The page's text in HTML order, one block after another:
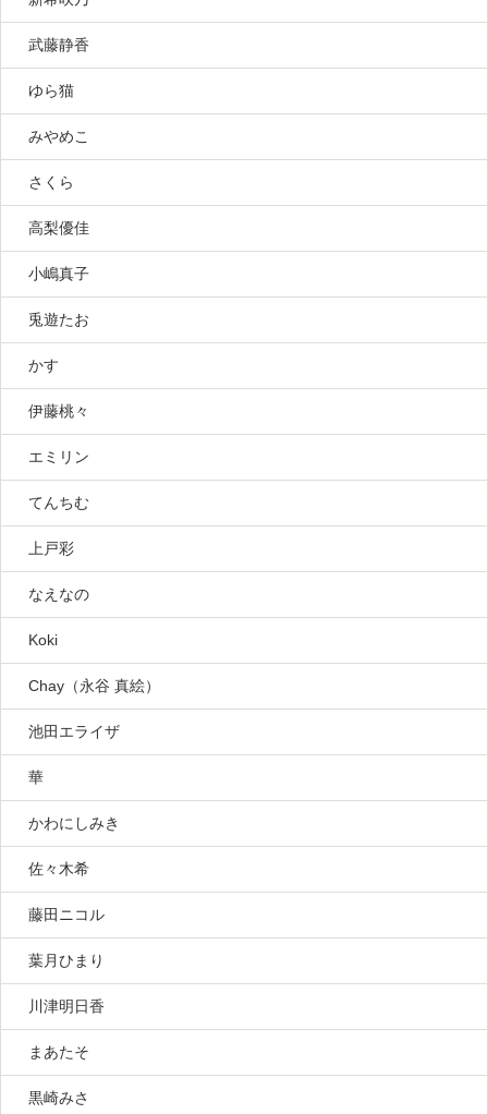
武藤静香
ゆら猫
みやめこ
さくら
高梨優佳
小嶋真子
兎遊たお
かす
伊藤桃々
エミリン
てんちむ
上戸彩
なえなの
Koki
Chay（永谷 真絵）
池田エライザ
華
かわにしみき
佐々木希
藤田ニコル
葉月ひまり
川津明日香
まあたそ
黒崎みさ